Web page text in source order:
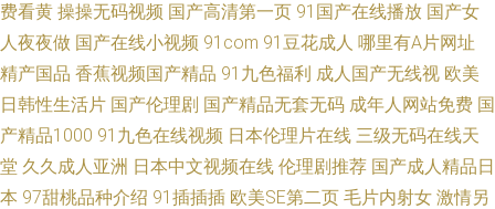
费看黄 操操无码视频 国产高清第一页 91国产在线播放 国产女
人夜夜做 国产在线小视频 91com 91豆花成人 哪里有A片网址
精产国品 香蕉视频国产精品 91九色福利 成人国产无线视 欧美
日韩性生活片 国产伦理剧 国产精品无套无码 成年人网站免费 国
产精品1000 91九色在线视频 日本伦理片在线 三级无码在线天
堂 久久成人亚洲 日本中文视频在线 伦理剧推荐 国产成人精品日
本 97甜桃品种介绍 91插插插 欧美SE第二页 毛片内射女 激情另